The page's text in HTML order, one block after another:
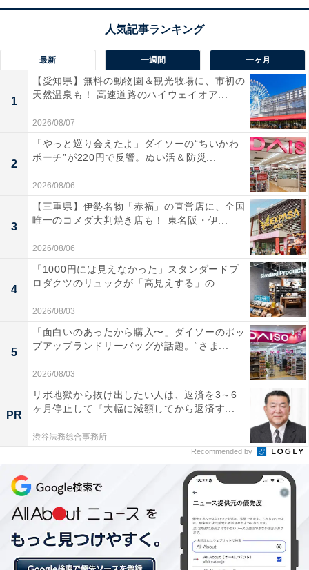
ならではの安心感がある」と信頼を寄せる声が多数。一
方で、「充電ケーブルは別売なので注意が必要」という
声も。確かな品質でデバイスをスピーディーに充電した
い人には、おすすめの商品といえそうです。
あわせて読みたい
【Amazonセール】Anker「急速充電器」が
特別価格で登場中【1月5日】
【今日チェックしたい】Appleの人気商品5選
Apple「デュアルUSB-Cポート搭載35W電源アダプ
最新 一週間 一ヶ月
1
【愛知県】無料の動物園＆観光牧場に、市初の
天然温泉も！ 高速道路のハイウェイオア...
2026/08/07
2
「やっと巡り会えたよ」ダイソーの“ちいかわ
ポーチ”が220円で反響。ぬい活＆防災...
2026/08/06
3
【三重県】伊勢名物「赤福」の直営店に、全国
唯一のコメダ大判焼き店も！ 東名阪・伊...
2026/08/06
4
「1000円には見えなかった」スタンダードプ
ロダクツのリュックが「高見えする」の...
2026/08/03
5
「面白いのあったから購入〜」ダイソーのポッ
プアップランドリーバッグが話題。“さま...
2026/08/03
PR
リボ地獄から抜け出したい人は、返済を3～6
ヶ月停止して『大幅に減額してから返済す...
渋谷法務総合事務所
Recommended by